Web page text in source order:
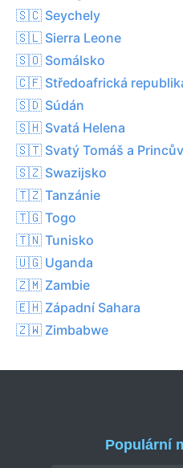
🇸🇨 Seychely
🇸🇱 Sierra Leone
🇸🇴 Somálsko
🇨🇫 Středoafrická
🇸🇩 Súdán
🇸🇭 Svatá Helena
🇸🇹 Svatý Tomáš a
🇸🇿 Swazijsko
🇹🇿 Tanzánie
🇹🇬 Togo
🇹🇳 Tunisko
🇺🇬 Uganda
🇿🇲 Zambie
🇪🇭 Západní Sahara
🇿🇼 Zimbabwe
Populární